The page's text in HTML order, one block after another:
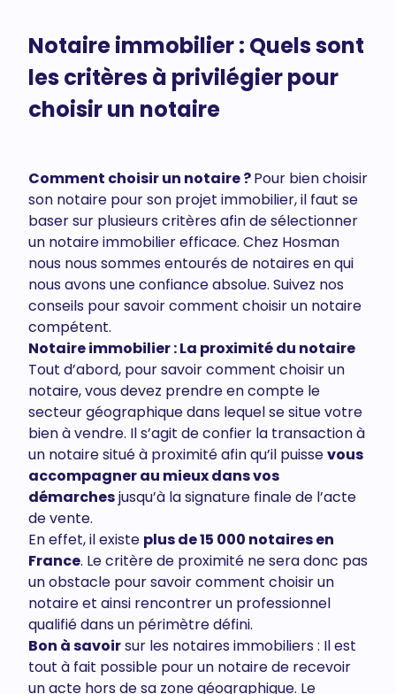
Notaire immobilier : Quels sont
les critères à privilégier pour
choisir un notaire
Comment choisir un notaire ?Pour bien choisir
son notaire pour son projet immobilier, il faut se
baser sur plusieurs critères afin de sélectionner
un notaire immobilier efficace. Chez Hosman
nous nous sommes entourés de notaires en qui
nous avons une confiance absolue. Suivez nos
conseils pour savoir comment choisir un notaire
compétent.
Notaire immobilier : La proximité du notaire
Tout d’abord, pour savoir comment choisir un
notaire, vous devez prendre en compte le
secteur géographique dans lequel se situe votre
bien à vendre. Il s’agit de confier la transaction à
un notaire situé à proximité afin qu’il puissevous
accompagner au mieux dans vos
démarchesjusqu’à la signature finale de l’acte
de vente.
En effet, il existe plus de 15 000 notaires en
France. Le critère de proximité ne sera donc pas
un obstacle pour savoir comment choisir un
notaire et ainsi rencontrer un professionnel
qualifié dans un périmètre défini.
Bon à savoirsur les notaires immobiliers : Il est
tout à fait possible pour un notaire de recevoir
un acte hors de sa zone géographique. Le